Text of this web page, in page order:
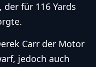
der für 116 Yards
Carr der Motor
jedoch auch